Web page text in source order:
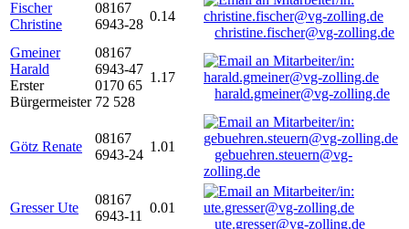
Fischer
Christine
08167
6943-28
0.14
christine.fischer@vg-zolling.de
Gmeiner
Harald
Erster
Bürgermeister
08167
6943-47
0170 65
72 528
1.17
harald.gmeiner@vg-zolling.de
Götz Renate
08167
6943-24
1.01
gebuehren.steuern@vg-
zolling.de
Gresser Ute
08167
6943-11
0.01
ute.gresser@vg-zolling.de